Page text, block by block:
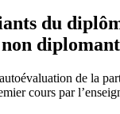
du
diplomant
de la
cours par